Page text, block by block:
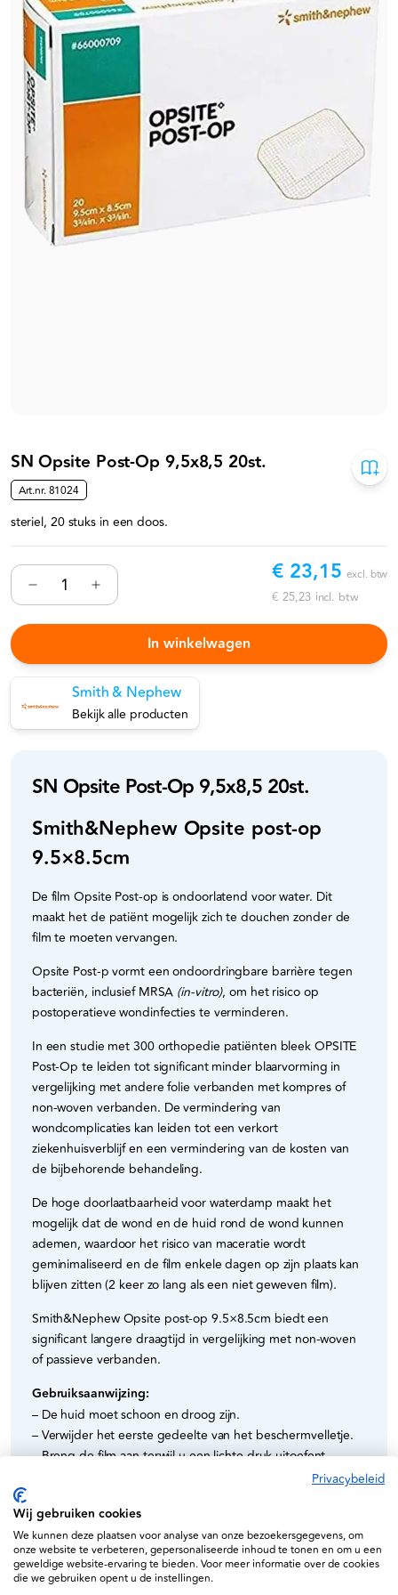
SN Opsite Post-Op 9,5x8,5 20st.
Art.nr.81024
steriel, 20 stuks in een doos.
€ 23,15 excl. btw
€ 25,23 incl. btw
In winkelwagen
Smith & Nephew
Bekijk alle producten
SN Opsite Post-Op 9,5x8,5 20st.
Smith&Nephew Opsite post-op
9.5×8.5cm
De film Opsite Post-op is ondoorlatend voor water. Dit
maakt het de patiënt mogelijk zich te douchen zonder de
film te moeten vervangen.
Opsite Post-p vormt een ondoordringbare barrière tegen
bacteriën, inclusief MRSA (in-vitro), om het risico op
postoperatieve wondinfecties te verminderen.
In een studie met 300 orthopedie patiënten bleek OPSITE
Post-Op te leiden tot significant minder blaarvorming in
vergelijking met andere folie verbanden met kompres of
non-woven verbanden. De vermindering van
wondcomplicaties kan leiden tot een verkort
ziekenhuisverblijf en een vermindering van de kosten van
de bijbehorende behandeling.
De hoge doorlaatbaarheid voor waterdamp maakt het
mogelijk dat de wond en de huid rond de wond kunnen
ademen, waardoor het risico van maceratie wordt
geminimaliseerd en de film enkele dagen op zijn plaats kan
blijven zitten (2 keer zo lang als een niet geweven film).
Smith&Nephew Opsite post-op 9.5×8.5cm biedt een
significant langere draagtijd in vergelijking met non-woven
of passieve verbanden.
Gebruiksaanwijzing:
– De huid moet schoon en droog zijn.
– Verwijder het eerste gedeelte van het beschermvelletje.
– Breng de film aan terwijl u een lichte druk uitoefent.
– Verwijder het tweede gedeelte van het beschermvelletje
– Verwijder de applicator.
– Om de film te verwijderen, maakt u een van de hoeken los
en trekt de film parallel aan de huid weg.
Privacybeleid
Wij gebruiken cookies
We kunnen deze plaatsen voor analyse van onze bezoekersgegevens, om
onze website te verbeteren, gepersonaliseerde inhoud te tonen en om u een
geweldige website-ervaring te bieden. Voor meer informatie over de cookies
die we gebruiken opent u de instellingen.